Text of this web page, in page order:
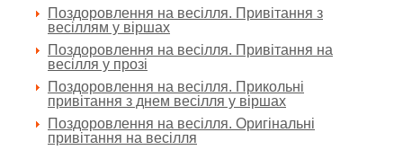
Поздоровлення на весілля. Привітання з
весіллям у віршах
Поздоровлення на весілля. Привітання на
весілля у прозі
Поздоровлення на весілля. Прикольні
привітання з днем весілля у віршах
Поздоровлення на весілля. Оригінальні
привітання на весілля